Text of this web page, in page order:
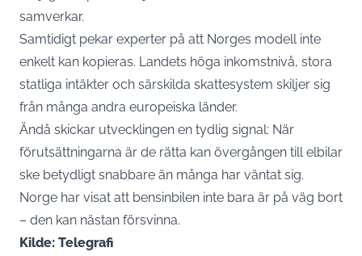
samverkar.
Samtidigt pekar experter på att Norges modell inte
enkelt kan kopieras. Landets höga inkomstnivå, stora
statliga intäkter och särskilda skattesystem skiljer sig
från många andra europeiska länder.
Ändå skickar utvecklingen en tydlig signal: När
förutsättningarna är de rätta kan övergången till elbilar
ske betydligt snabbare än många har väntat sig.
Norge har visat att bensinbilen inte bara är på väg bort
– den kan nästan försvinna.
Kilde: Telegrafi